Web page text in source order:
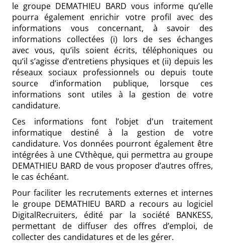
le groupe DEMATHIEU BARD vous informe qu’elle
pourra également enrichir votre profil avec des
informations vous concernant, à savoir des
informations collectées (i) lors de ses échanges
avec vous, qu’ils soient écrits, téléphoniques ou
qu’il s’agisse d’entretiens physiques et (ii) depuis les
réseaux sociaux professionnels ou depuis toute
source d’information publique, lorsque ces
informations sont utiles à la gestion de votre
candidature.
Ces informations font l’objet d'un traitement
informatique destiné à la gestion de votre
candidature. Vos données pourront également être
intégrées à une CVthèque, qui permettra au groupe
DEMATHIEU BARD de vous proposer d’autres offres,
le cas échéant.
Pour faciliter les recrutements externes et internes
le groupe DEMATHIEU BARD a recours au logiciel
DigitalRecruiters, édité par la société BANKESS,
permettant de diffuser des offres d’emploi, de
collecter des candidatures et de les gérer.